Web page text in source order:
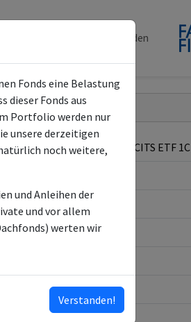
Spenden
Emerging Mkts ex China UCITS ETF 1C
SA
Fonds eine Belastung
dieser Fonds aus
Portfolio werden nur
unsere derzeitigen
noch weitere,
und Anleihen der
und vor allem
werten wir
Verstanden!